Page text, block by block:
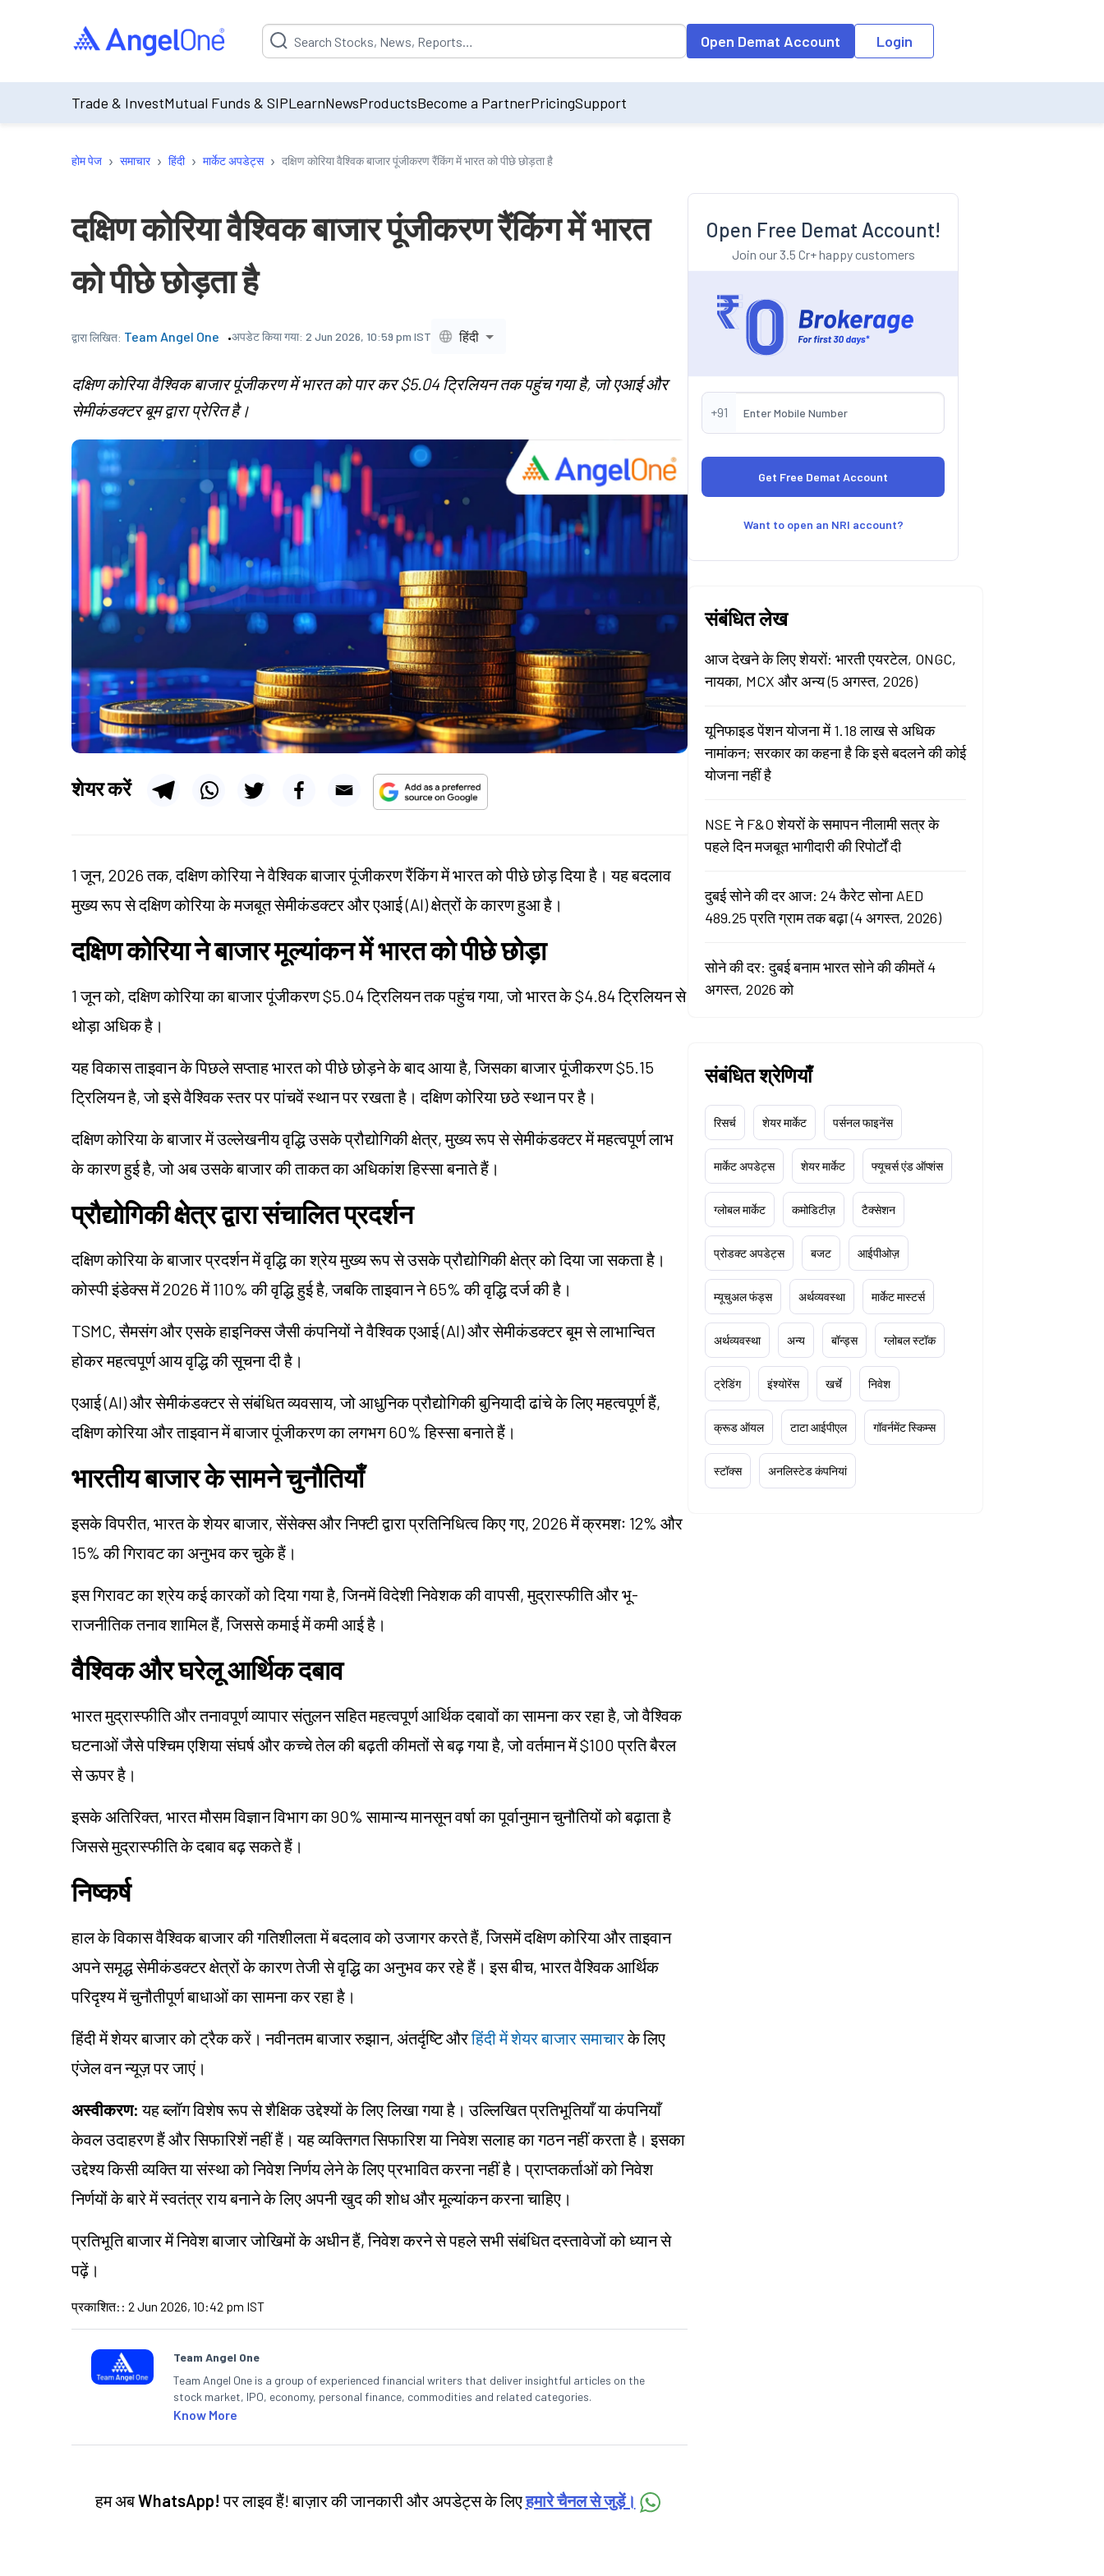
Suggestion will be populated by default on accessing the input field. On entering data into the input field, the suggestion list will be updated as per the
Open Demat Account Login
Trade & InvestMutual Funds & SIPLearnNewsProductsBecome a PartnerPricingSupport
होम पेज › समाचार › हिंदी › मार्केट अपडेट्स › दक्षिण कोरिया वैश्विक बाजार पूंजीकरण रैंकिंग में भारत को पीछे छोड़ता है
दक्षिण कोरिया वैश्विक बाजार पूंजीकरण रैंकिंग में भारत
को पीछे छोड़ता है
द्वारा लिखित: Team Angel One अपडेट किया गया: 2 Jun 2026, 10:59 pm IST हिंदी
दक्षिण कोरिया वैश्विक बाजार पूंजीकरण में भारत को पार कर $5.04 ट्रिलियन तक पहुंच गया है, जो एआई और
सेमीकंडक्टर बूम द्वारा प्रेरित है।
शेयर करें
1 जून, 2026 तक, दक्षिण कोरिया ने वैश्विक बाजार पूंजीकरण रैंकिंग में भारत को पीछे छोड़ दिया है। यह बदलाव
मुख्य रूप से दक्षिण कोरिया के मजबूत सेमीकंडक्टर और एआई (AI) क्षेत्रों के कारण हुआ है।
दक्षिण कोरिया ने बाजार मूल्यांकन में भारत को पीछे छोड़ा
1 जून को, दक्षिण कोरिया का बाजार पूंजीकरण $5.04 ट्रिलियन तक पहुंच गया, जो भारत के $4.84 ट्रिलियन से
थोड़ा अधिक है।
यह विकास ताइवान के पिछले सप्ताह भारत को पीछे छोड़ने के बाद आया है, जिसका बाजार पूंजीकरण $5.15
ट्रिलियन है, जो इसे वैश्विक स्तर पर पांचवें स्थान पर रखता है। दक्षिण कोरिया छठे स्थान पर है।
दक्षिण कोरिया के बाजार में उल्लेखनीय वृद्धि उसके प्रौद्योगिकी क्षेत्र, मुख्य रूप से सेमीकंडक्टर में महत्वपूर्ण लाभ
के कारण हुई है, जो अब उसके बाजार की ताकत का अधिकांश हिस्सा बनाते हैं।
प्रौद्योगिकी क्षेत्र द्वारा संचालित प्रदर्शन
दक्षिण कोरिया के बाजार प्रदर्शन में वृद्धि का श्रेय मुख्य रूप से उसके प्रौद्योगिकी क्षेत्र को दिया जा सकता है।
कोस्पी इंडेक्स में 2026 में 110% की वृद्धि हुई है, जबकि ताइवान ने 65% की वृद्धि दर्ज की है।
TSMC, सैमसंग और एसके हाइनिक्स जैसी कंपनियों ने वैश्विक एआई (AI) और सेमीकंडक्टर बूम से लाभान्वित
होकर महत्वपूर्ण आय वृद्धि की सूचना दी है।
एआई (AI) और सेमीकंडक्टर से संबंधित व्यवसाय, जो आधुनिक प्रौद्योगिकी बुनियादी ढांचे के लिए महत्वपूर्ण हैं,
दक्षिण कोरिया और ताइवान में बाजार पूंजीकरण का लगभग 60% हिस्सा बनाते हैं।
भारतीय बाजार के सामने चुनौतियाँ
इसके विपरीत, भारत के शेयर बाजार, सेंसेक्स और निफ्टी द्वारा प्रतिनिधित्व किए गए, 2026 में क्रमशः 12% और
15% की गिरावट का अनुभव कर चुके हैं।
इस गिरावट का श्रेय कई कारकों को दिया गया है, जिनमें विदेशी निवेशक की वापसी, मुद्रास्फीति और भू-
राजनीतिक तनाव शामिल हैं, जिससे कमाई में कमी आई है।
वैश्विक और घरेलू आर्थिक दबाव
भारत मुद्रास्फीति और तनावपूर्ण व्यापार संतुलन सहित महत्वपूर्ण आर्थिक दबावों का सामना कर रहा है, जो वैश्विक
घटनाओं जैसे पश्चिम एशिया संघर्ष और कच्चे तेल की बढ़ती कीमतों से बढ़ गया है, जो वर्तमान में $100 प्रति बैरल
से ऊपर है।
इसके अतिरिक्त, भारत मौसम विज्ञान विभाग का 90% सामान्य मानसून वर्षा का पूर्वानुमान चुनौतियों को बढ़ाता है
जिससे मुद्रास्फीति के दबाव बढ़ सकते हैं।
निष्कर्ष
हाल के विकास वैश्विक बाजार की गतिशीलता में बदलाव को उजागर करते हैं, जिसमें दक्षिण कोरिया और ताइवान
अपने समृद्ध सेमीकंडक्टर क्षेत्रों के कारण तेजी से वृद्धि का अनुभव कर रहे हैं। इस बीच, भारत वैश्विक आर्थिक
परिदृश्य में चुनौतीपूर्ण बाधाओं का सामना कर रहा है।
हिंदी में शेयर बाजार को ट्रैक करें। नवीनतम बाजार रुझान, अंतर्दृष्टि औरहिंदी में शेयर बाजार समाचारके लिए
एंजेल वन न्यूज़ पर जाएं।
अस्वीकरण: यह ब्लॉग विशेष रूप से शैक्षिक उद्देश्यों के लिए लिखा गया है। उल्लिखित प्रतिभूतियाँ या कंपनियाँ
केवल उदाहरण हैं और सिफारिशें नहीं हैं। यह व्यक्तिगत सिफारिश या निवेश सलाह का गठन नहीं करता है। इसका
उद्देश्य किसी व्यक्ति या संस्था को निवेश निर्णय लेने के लिए प्रभावित करना नहीं है। प्राप्तकर्ताओं को निवेश
निर्णयों के बारे में स्वतंत्र राय बनाने के लिए अपनी खुद की शोध और मूल्यांकन करना चाहिए।
प्रतिभूति बाजार में निवेश बाजार जोखिमों के अधीन हैं, निवेश करने से पहले सभी संबंधित दस्तावेजों को ध्यान से
पढ़ें।
प्रकाशित: : 2 Jun 2026, 10:42 pm IST
Team Angel One
Team Angel One is a group of experienced financial writers that deliver insightful articles on the
stock market, IPO, economy, personal finance, commodities and related categories.
Know More
हम अबWhatsApp! पर लाइव हैं! बाज़ार की जानकारी और अपडेट्स के लिएहमारे चैनल से जुड़ें।
Open Free Demat Account!
Join our 3.5 Cr+ happy customers
+91
Want to open an NRI account?
संबंधित लेख
आज देखने के लिए शेयरों: भारती एयरटेल, ONGC,
नायका, MCX और अन्य (5 अगस्त, 2026)
यूनिफाइड पेंशन योजना में 1.18 लाख से अधिक
नामांकन; सरकार का कहना है कि इसे बदलने की कोई
योजना नहीं है
NSE ने F&O शेयरों के समापन नीलामी सत्र के
पहले दिन मजबूत भागीदारी की रिपोर्टों दी
दुबई सोने की दर आज: 24 कैरेट सोना AED
489.25 प्रति ग्राम तक बढ़ा (4 अगस्त, 2026)
सोने की दर: दुबई बनाम भारत सोने की कीमतें 4
अगस्त, 2026 को
संबंधित श्रेणियाँ
रिसर्च शेयर मार्केट पर्सनल फाइनेंस
मार्केट अपडेट्स शेयर मार्केट फ्यूचर्स एंड ऑप्शंस
ग्लोबल मार्केट कमोडिटीज़ टैक्सेशन
प्रोडक्ट अपडेट्स बजट आईपीओज़
म्यूचुअल फंड्स अर्थव्यवस्था मार्केट मास्टर्स
अर्थव्यवस्था अन्य बॉन्ड्स ग्लोबल स्टॉक
ट्रेडिंग इंश्योरेंस खर्चे निवेश
क्रूड ऑयल टाटा आईपीएल गॉवर्नमेंट स्किम्स
स्टॉक्स अनलिस्टेड कंपनियां